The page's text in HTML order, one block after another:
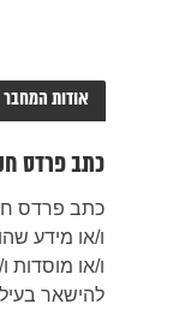
אודות המחבר
כתב פרדס
כתב פרדס
ו/או מידע
ו/או מוסדות
להישאר